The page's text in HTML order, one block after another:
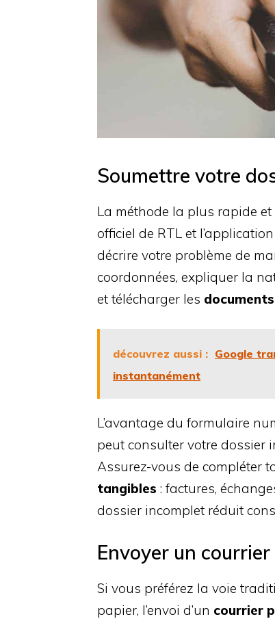
Soumettre votre
La méthode la plus rapide et
officiel de RTL et
décrire votre problème de
coordonnées, expliquer la
et télécharger les
découvrez aussi : Google
instantanément
L’avantage du formulaire
peut consulter votre dossier
Assurez-vous de compléter
tangibles : factures,
dossier incomplet réduit
Envoyer un
Si vous préférez la voie
papier, l’envoi d’un courrier